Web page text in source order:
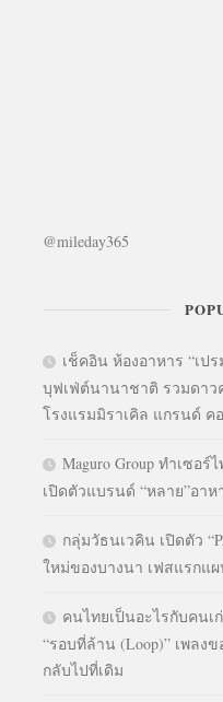
@mileday365
เช็คอิน ห้องอาหาร “เป
บุฟเฟ่ต์นานาชาติ รวมดา
โรงแรมมิราเคิล แกรนด์ ค
Maguro Group ทำเซอ
เปิดตัวแบรนด์ “หลาย”อา
กลุ่มวัธนเวคิน เปิดตัว
ใหม่ของบางนา เฟสแรกแ
คนไทยเป็นอะไรกับคนเ
“รอบที่ล้าน (Loop)” เพลง
กลับไปที่เดิม